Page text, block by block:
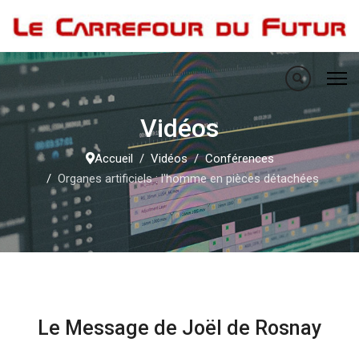
Vidéos
Accueil Vidéos
Conférences
Organes artificiels : l'homme en pièces détachées
Le Message de Joël de Rosnay